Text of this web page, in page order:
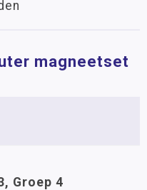
magneetset
Groep 4